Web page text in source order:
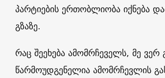
პარტიების ერთობლიობა იქნება
გზაზე.
რაც შეეხება ამომრჩეველს, მე
წარმოუდგენელია ამომრჩევლის